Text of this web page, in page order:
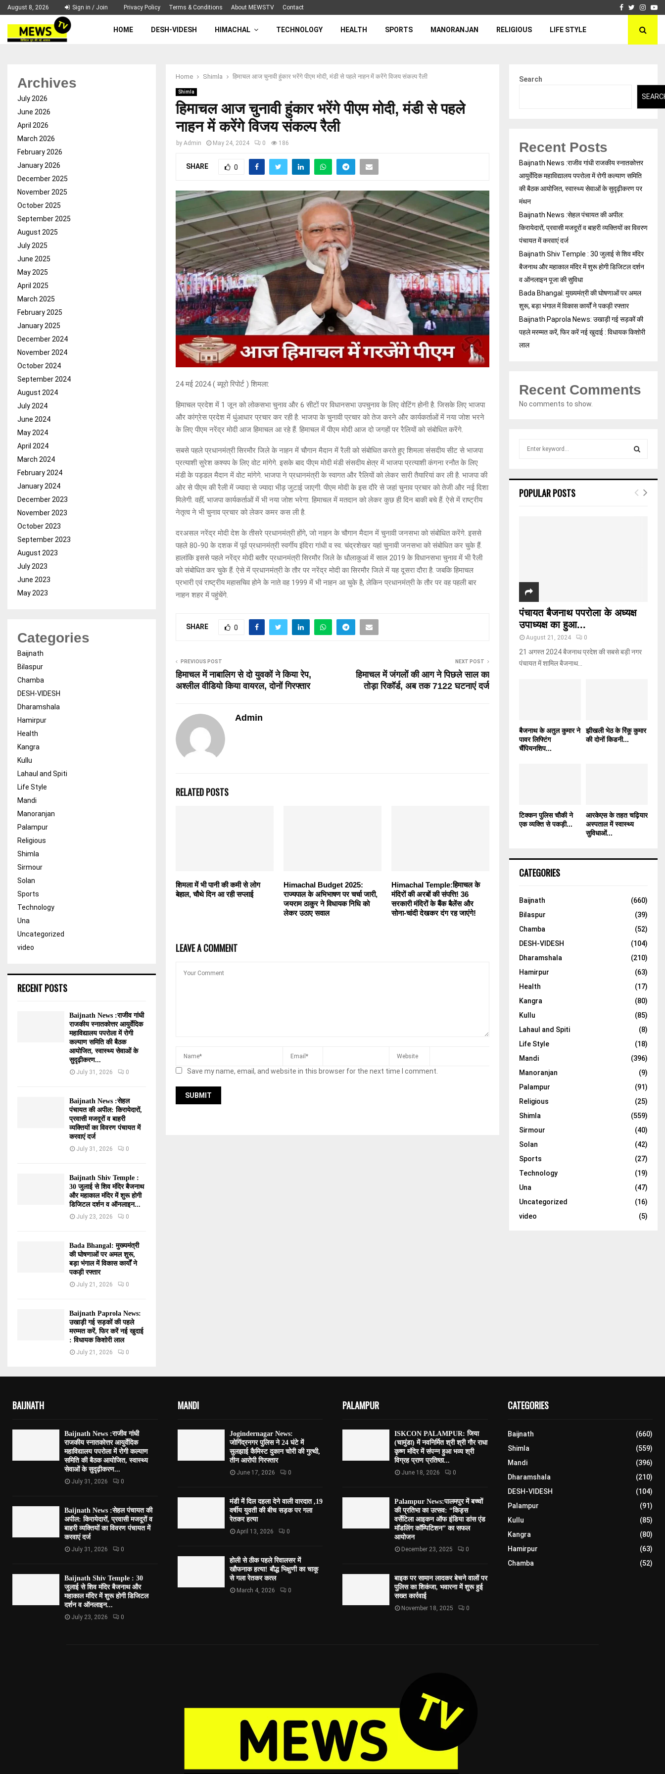
August 8, 2026 Sign in / Join Privacy Policy Terms & Conditions About MEWSTV Contact Facebook
Twitter
HOME DESH-VIDESH HIMACHAL TECHNOLOGY HEALTH SPORTS MANORANJAN RELIGIOUS LIFE STYLE
Home Shimla हिमाचल आज चुनावी हुंकार भरेंगे पीएम मोदी, मंडी से पहले नाहन में करेंगे विजय संकल्प रैली
Shimla
हिमाचल आज चुनावी हुंकार भरेंगे पीएम मोदी, मंडी से पहले
नाहन में करेंगे विजय संकल्प रैली
by Admin May 24, 2024 0 186
SHARE 0
24 मई 2024 ( ब्यूरो रिपोर्ट ) शिमला:
हिमाचल प्रदेश में 1 जून को लोकसभा चुनाव और 6 सीटों पर विधानसभा उपचुनाव के लिए वोटिंग होनी है. जिसके लिए भाजपा
और कांग्रेस प्रदेश में धुंआधार प्रचार कर रही है. भाजपा के चुनावी प्रचार को तेज करने और कार्यकर्ताओं में नया जोश भरने
के लिए पीएम नरेंद्र मोदी आज हिमाचल आ रहे हैं. हिमाचल में पीएम मोदी आज दो जगहों पर रैलियों को संबोधित करेंगे.
सबसे पहले प्रधानमंत्री सिरमौर जिले के नाहन में चौगान मैदान में रैली को संबोधित करते हुए शिमला संसदीय सीट से भाजपा
प्रत्याशी सुरेश कश्यप के लिए वोट मांगेगे. इसके बाद पीएम मोदी मंडी संसदीय क्षेत्र में भाजपा प्रत्याशी कंगना रनौत के लिए
मंडी के पड्डल मैदान में वोट मांगेगे. भाजपा ने प्रधानमंत्री के स्वागत और रैलियों को लेकर सारी तैयारियां कर ली है. भाजपा की
ओर से पीएम की रैली में ज्यादा से ज्यादा भीड़ जुटाई जाएगी. पीएम मोदी के इस दौरे से जहां चुनाव प्रचार को तेजी और नई दिशा
मिलेगी. वहीं, भाजपा कार्यकर्ताओं में भी नया जोश भरेगा. हिमाचल में मतदान को लेकर कुछ ही दिन बाकी बचे हैं. ऐसे में राष्ट्रीय
नेतृत्व ने भी चुनाव प्रचार को लेकर कमर कस ली है.
दरअसल नरेंद्र मोदी देश के तीसरे प्रधानमंत्री होंगे, जो नाहन के चौगान मैदान में चुनावी जनसभा को संबोधित करेंगे. इससे
पहले 80-90 के दशक में पूर्व प्रधानमंत्री स्वर्गीय इंदिरा गांधी व स्व. चंद्रशेखर यहां चुनावी जनसभा को संबोधित कर चुके हैं.
हालांकि इससे पहले नरेंद्र मोदी बतौर प्रधानमंत्री सिरमौर जिले के धौलाकुआं में साल 2019 के विधानसभा चुनाव में भी रैली
को संबोधित कर चुके हैं. ऐसे में प्रधानमंत्री के तौर पर नरेंद्र मोदी का सिरमौर जिले में यह दूसरा दौरा है. जबकि हिमाचल
प्रभारी एवं राष्ट्रीय महासचिव होने के नाते वह 1999 में भी नाहन आ चुके है, लेकिन प्रधानमंत्री के तौर पर वह पहली बार
नाहन शहर में पहुंचेंगे.
SHARE 0
PREVIOUS POST
हिमाचल में नाबालिग से दो युवकों ने किया रेप,
अश्लील वीडियो किया वायरल, दोनों गिरफ्तार
NEXT POST
हिमाचल में जंगलों की आग ने पिछले साल का
तोड़ा रिकॉर्ड, अब तक 7122 घटनाएं दर्ज
Admin
RELATED POSTS
शिमला में भी पानी की कमी से लोग
बेहाल, चौथे दिन आ रही सप्लाई
Himachal Budget 2025:
राज्यपाल के अभिभाषण पर चर्चा जारी,
जयराम ठाकुर ने विधायक निधि को
लेकर उठाए सवाल
Himachal Temple:हिमाचल के
मंदिरों की अरबों की संपत्ति! 36
सरकारी मंदिरों के बैंक बैलेंस और
सोना-चांदी देखकर दंग रह जाएंगे!
LEAVE A COMMENT
Save my name, email, and website in this browser for the next time I comment.
Archives
July 2026
June 2026
April 2026
March 2026
February 2026
January 2026
December 2025
November 2025
October 2025
September 2025
August 2025
July 2025
June 2025
May 2025
April 2025
March 2025
February 2025
January 2025
December 2024
November 2024
October 2024
September 2024
August 2024
July 2024
June 2024
May 2024
April 2024
March 2024
February 2024
January 2024
December 2023
November 2023
October 2023
September 2023
August 2023
July 2023
June 2023
May 2023
Categories
Baijnath
Bilaspur
Chamba
DESH-VIDESH
Dharamshala
Hamirpur
Health
Kangra
Kullu
Lahaul and Spiti
Life Style
Mandi
Manoranjan
Palampur
Religious
Shimla
Sirmour
Solan
Sports
Technology
Una
Uncategorized
video
RECENT POSTS
Baijnath News :राजीव गांधी
राजकीय स्नातकोत्तर आयुर्वेदिक
महाविद्यालय पपरोला में रोगी
कल्याण समिति की बैठक
आयोजित, स्वास्थ्य सेवाओं के
सुदृढ़ीकरण...
July 31, 2026 0
Baijnath News :सेहल
पंचायत की अपील: किरायेदारों,
प्रवासी मजदूरों व बाहरी
व्यक्तियों का विवरण पंचायत में
करवाएं दर्ज
July 31, 2026 0
Baijnath Shiv Temple :
30 जुलाई से शिव मंदिर बैजनाथ
और महाकाल मंदिर में शुरू होगी
डिजिटल दर्शन व ऑनलाइन...
July 23, 2026 0
Bada Bhangal: मुख्यमंत्री
की घोषणाओं पर अमल शुरू,
बड़ा भंगाल में विकास कार्यों ने
पकड़ी रफ्तार
July 21, 2026 0
Baijnath Paprola News:
उखाड़ी गई सड़कों की पहले
मरम्मत करें, फिर करें नई खुदाई
: विधायक किशोरी लाल
July 21, 2026 0
Search
Recent Posts
Baijnath News :राजीव गांधी राजकीय स्नातकोत्तर
आयुर्वेदिक महाविद्यालय पपरोला में रोगी कल्याण समिति
की बैठक आयोजित, स्वास्थ्य सेवाओं के सुदृढ़ीकरण पर
मंथन
Baijnath News :सेहल पंचायत की अपील:
किरायेदारों, प्रवासी मजदूरों व बाहरी व्यक्तियों का विवरण
पंचायत में करवाएं दर्ज
Baijnath Shiv Temple : 30 जुलाई से शिव मंदिर
बैजनाथ और महाकाल मंदिर में शुरू होगी डिजिटल दर्शन
व ऑनलाइन पूजा की सुविधा
Bada Bhangal: मुख्यमंत्री की घोषणाओं पर अमल
शुरू, बड़ा भंगाल में विकास कार्यों ने पकड़ी रफ्तार
Baijnath Paprola News: उखाड़ी गई सड़कों की
पहले मरम्मत करें, फिर करें नई खुदाई : विधायक किशोरी
लाल
Recent Comments
No comments to show.
h
E
POPULAR POSTS
पंचायत बैजनाथ पपरोला के अध्यक्ष
उपाध्यक्ष का हुआ...
August 21, 2024 0
21 अगस्त 2024 बैजनाथ प्रदेश की सबसे बड़ी नगर
पंचायत में शामिल बैजनाथ...
बैजनाथ के अतुल कुमार ने
पावर लिफ्टिंग
चैंपियनशिप...
झीखली भेठ के रिंकू कुमार
की दोनों किडनी...
टिक्कन पुलिस चौकी ने
एक व्यक्ति से पकड़ी...
आरकेएस के तहत चढ़ियार
अस्पताल में स्वास्थ्य
सुविधाओं...
CATEGORIES
Baijnath
(660)
Bilaspur
(39)
Chamba
(52)
DESH-VIDESH
(104)
Dharamshala
(210)
Hamirpur
(63)
Health
(17)
Kangra
(80)
Kullu
(85)
Lahaul and Spiti
(8)
Life Style
(18)
Mandi
(396)
Manoranjan
(9)
Palampur
(91)
Religious
(25)
Shimla
(559)
Sirmour
(40)
Solan
(42)
Sports
(27)
Technology
(19)
Una
(47)
Uncategorized
(16)
video
(5)
BAIJNATH
Baijnath News :राजीव गांधी
राजकीय स्नातकोत्तर आयुर्वेदिक
महाविद्यालय पपरोला में रोगी कल्याण
समिति की बैठक आयोजित, स्वास्थ्य
सेवाओं के सुदृढ़ीकरण...
July 31, 2026 0
Baijnath News :सेहल पंचायत की
अपील: किरायेदारों, प्रवासी मजदूरों व
बाहरी व्यक्तियों का विवरण पंचायत में
करवाएं दर्ज
July 31, 2026 0
Baijnath Shiv Temple : 30
जुलाई से शिव मंदिर बैजनाथ और
महाकाल मंदिर में शुरू होगी डिजिटल
दर्शन व ऑनलाइन...
July 23, 2026 0
MANDI
Jogindernagar News:
जोगिंद्रनगर पुलिस ने 24 घंटे में
सुलझाई कैमिस्ट दुकान चोरी की गुत्थी,
तीन आरोपी गिरफ्तार
June 17, 2026 0
मंडी में दिल दहला देने वाली वारदात ,19
वर्षीय युवती की बीच सड़क पर गला
रेतकर हत्या
April 13, 2026 0
होली से ठीक पहले रिवालसर में
खौफनाक हत्या! बौद्ध भिक्षुणी का चाकू
से गला रेतकर कत्ल
March 4, 2026 0
PALAMPUR
ISKCON PALAMPUR: जिया
(चामुंडा) में नवनिर्मित श्री श्री गौर राधा
कृष्ण मंदिर में संपन्न हुआ भव्य श्री
विग्रह प्राण प्रतिष्ठा...
June 18, 2026 0
Palampur News:पालमपुर में बच्चों
की प्रतिभा का उत्सव: “किड्स
वर्सेटिला आइकन ऑफ इंडिया डांस एंड
मॉडलिंग कॉम्पिटिशन” का सफल
आयोजन
December 23, 2025 0
बाइक पर सामान लादकर बेचने वालों पर
पुलिस का शिकंजा, भवारना में शुरू हुई
सख्त कार्रवाई
November 18, 2025 0
CATEGORIES
Baijnath
(660)
Shimla
(559)
Mandi
(396)
Dharamshala
(210)
DESH-VIDESH
(104)
Palampur
(91)
Kullu
(85)
Kangra
(80)
Hamirpur
(63)
Chamba
(52)